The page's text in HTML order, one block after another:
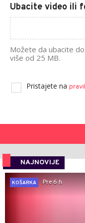
Ubacite video ili
Možete da ubacite
više od 25 MB.
Pristajete na
NAJNOVIJE
KOŠARKA
Pre 6 h